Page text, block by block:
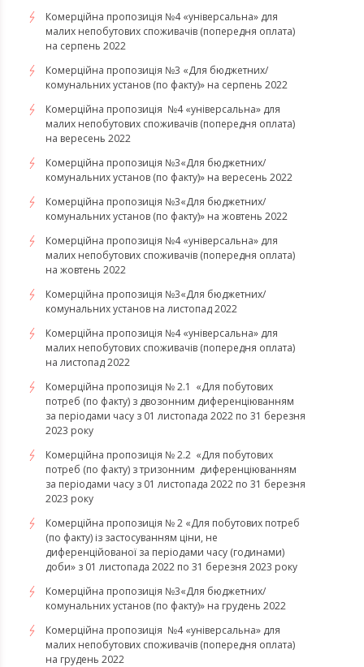
Комерційна пропозиція №4 «універсальна» для
малих непобутових споживачів (попередня оплата)
на серпень 2022
Комерційна пропозиція №3 «Для бюджетних/
комунальних установ (по факту)» на серпень 2022
Комерційна пропозиція №4 «універсальна» для
малих непобутових споживачів (попередня оплата)
на вересень 2022
Комерційна пропозиція №3«Для бюджетних/
комунальних установ (по факту)» на вересень 2022
Комерційна пропозиція №3«Для бюджетних/
комунальних установ (по факту)» на жовтень 2022
Комерційна пропозиція №4 «універсальна» для
малих непобутових споживачів (попередня оплата)
на жовтень 2022
Комерційна пропозиція №3«Для бюджетних/
комунальних установ на листопад 2022
Комерційна пропозиція №4 «універсальна» для
малих непобутових споживачів (попередня оплата)
на листопад 2022
Комерційна пропозиція № 2.1 «Для побутових
потреб (по факту) з двозонним диференціюванням
за періодами часу з 01 листопада 2022 по 31 березня
2023 року
Комерційна пропозиція № 2.2 «Для побутових
потреб (по факту) з тризонним диференціюванням
за періодами часу з 01 листопада 2022 по 31 березня
2023 року
Комерційна пропозиція № 2 «Для побутових потреб
(по факту) із застосуванням ціни, не
диференційованої за періодами часу (годинами)
доби» з 01 листопада 2022 по 31 березня 2023 року
Комерційна пропозиція №3«Для бюджетних/
комунальних установ (по факту)» на грудень 2022
Комерційна пропозиція №4 «універсальна» для
малих непобутових споживачів (попередня оплата)
на грудень 2022